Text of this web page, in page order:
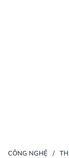
CÔNG NGHỆ